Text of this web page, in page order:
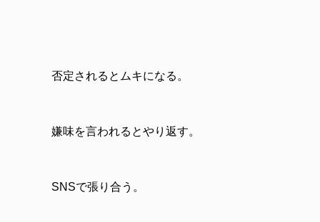
否定されるとムキになる。
嫌味を言われるとやり返す。
SNSで張り合う。